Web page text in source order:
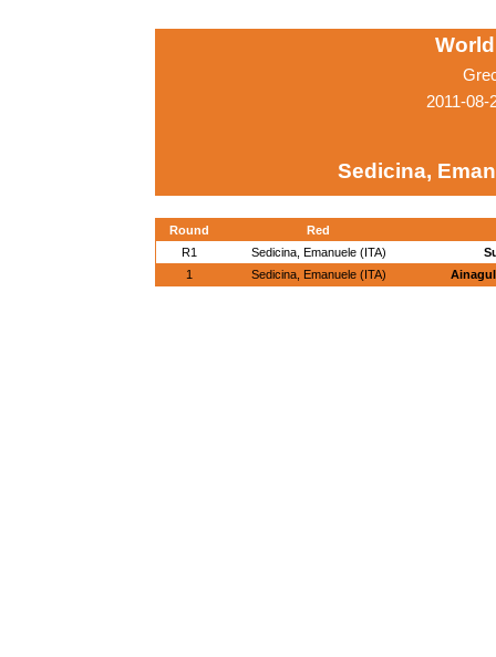
2011-
Sedicina,
Round
Red
R1
Sedicina, Emanuele (ITA)
1
Sedicina, Emanuele (ITA)